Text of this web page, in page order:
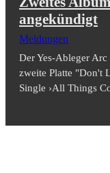
angekündigt
Meldungen
Der Yes-Ableger
zweite Platte "Don't
Single ›All Things